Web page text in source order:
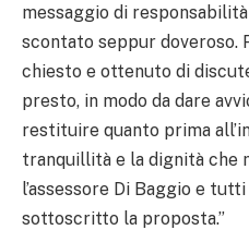
messaggio di
scontato seppur doveroso.
chiesto e ottenuto di
presto, in modo da dare
restituire quanto prima
tranquillità e la dignità che
l’assessore Di Baggio e
sottoscritto la proposta.”